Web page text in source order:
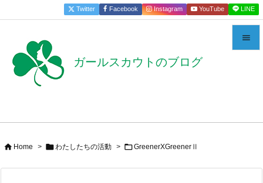
ガールスカウトのブログ

Twitter Facebook Instagram YouTube LINE
 Home > わたしたちの活動 > GreenerXGreenerⅡ